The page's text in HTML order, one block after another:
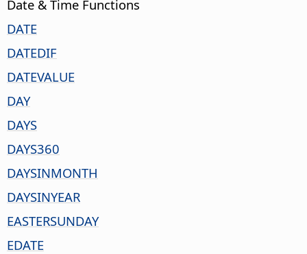
Date & Time Functions
DATE
DATEDIF
DATEVALUE
DAY
DAYS
DAYS360
DAYSINMONTH
DAYSINYEAR
EASTERSUNDAY
EDATE